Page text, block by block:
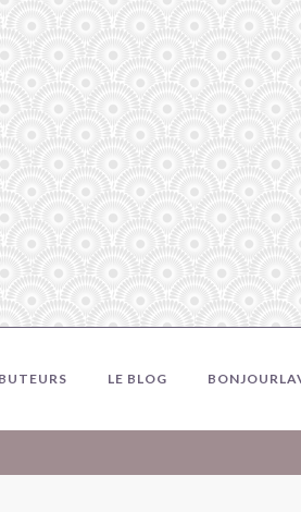
LE BLOG